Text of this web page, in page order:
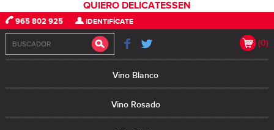
965 802 925 IDENTIFÍCATE
(0)
Vino Blanco
Vino Rosado
QUIERO DELICATESSEN